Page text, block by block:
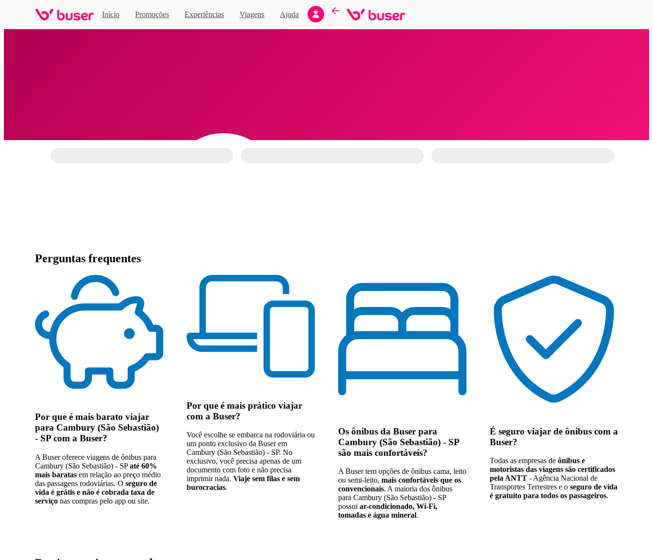
Início Promoções Experiências Viagens Ajuda
Home
Perguntas frequentes
Por que é mais barato viajar
para Cambury (São Sebastião)
- SP com a Buser?
A Buser oferece viagens de ônibus para
Cambury (São Sebastião) - SPaté 60%
mais baratas em relação ao preço médio
das passagens rodoviárias. O seguro de
vida é grátis e não é cobrada taxa de
serviço nas compras pelo app ou site.
Por que é mais prático viajar
com a Buser?
Você escolhe se embarca na rodoviária ou
um ponto exclusivo da Buser em
Cambury (São Sebastião) - SP. No
exclusivo, você precisa apenas de um
documento com foto e não precisa
imprimir nada. Viaje sem filas e sem
burocracias.
Os ônibus da Buser para
Cambury (São Sebastião) - SP
são mais confortáveis?
A Buser tem opções de ônibus cama, leito
ou semi-leito, mais confortáveis que os
convencionais. A maioria dos ônibus
para Cambury (São Sebastião) - SP
possui ar-condicionado, Wi-Fi,
tomadas e água mineral.
É seguro viajar de ônibus com a
Buser?
Todas as empresas de ônibus e
motoristas das viagens são certificados
pela ANTT - Agência Nacional de
Transportes Terrestres e o seguro de vida
é gratuito para todos os passageiros.